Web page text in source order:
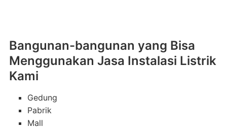
Bangunan-bangunan yang Bisa
Menggunakan Jasa Instalasi Listrik
Kami
Gedung
Pabrik
Mall